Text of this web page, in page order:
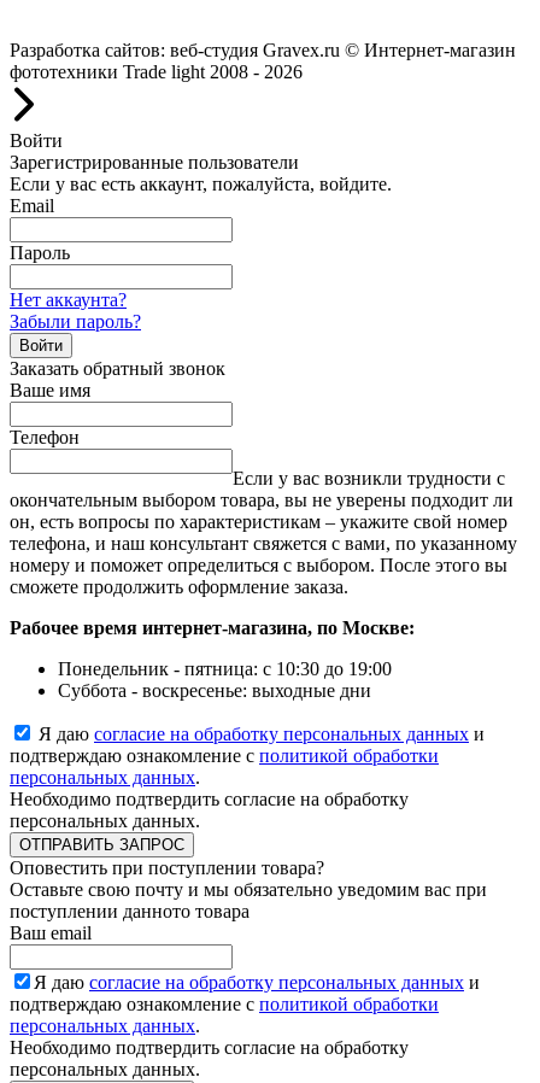
Разработка сайтов: веб-студия Gravex.ru © Интернет-магазин
фототехники Trade light 2008 - 2026
Войти
Зарегистрированные пользователи
Если у вас есть аккаунт, пожалуйста, войдите.
Email
Пароль
Нет аккаунта?
Забыли пароль?
Войти
Заказать обратный звонок
Ваше имя
Телефон
Если у вас возникли трудности с
окончательным выбором товара, вы не уверены подходит ли
он, есть вопросы по характеристикам – укажите свой номер
телефона, и наш консультант свяжется с вами, по указанному
номеру и поможет определиться с выбором. После этого вы
сможете продолжить оформление заказа.
Рабочее время интернет-магазина, по Москве:
Понедельник - пятница: с 10:30 до 19:00
Суббота - воскресенье: выходные дни
Я даю согласие на обработку персональных данных и
подтверждаю ознакомление с политикой обработки
персональных данных.
Необходимо подтвердить согласие на обработку
персональных данных.
ОТПРАВИТЬ ЗАПРОС
Оповестить при поступлении товара?
Оставьте свою почту и мы обязательно уведомим вас при
поступлении данното товара
Ваш email
Я даю согласие на обработку персональных данных и
подтверждаю ознакомление с политикой обработки
персональных данных.
Необходимо подтвердить согласие на обработку
персональных данных.